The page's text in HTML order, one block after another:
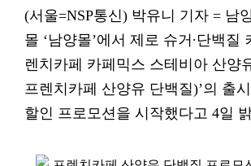
(서울=NSP통신) 박유니 기자 = 남
몰 ‘남양몰’에서 제로 슈거∙단백질
렌치카페 카페믹스 스테비아 산양
프렌치카페 산양유 단백질)’의 출
할인 프로모션을 시작했다고 4일